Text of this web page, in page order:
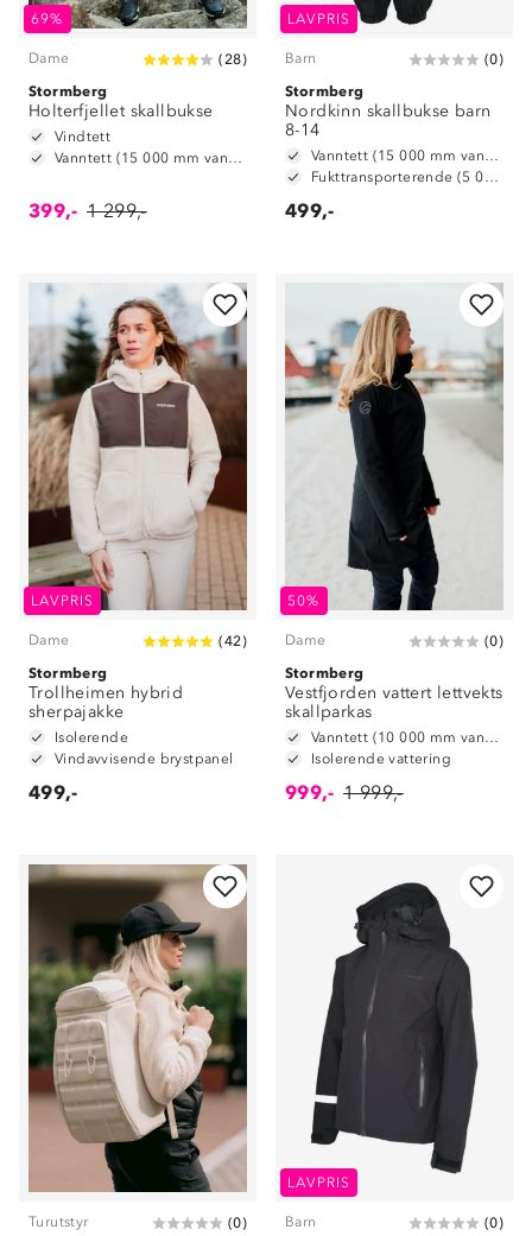
69%
Dame (28)
Stormberg
Holterfjellet skallbukse
Vindtett
Vanntett (15 000 mm vannsøyle)
399,- 1 299,-
LAVPRIS
Barn (0)
Stormberg
Nordkinn skallbukse barn
8-14
Vanntett (15 000 mm vannsøyle)
Fukttransporterende (5 000 g/m2/24t)
499,-
LAVPRIS
Dame (42)
Stormberg
Trollheimen hybrid
sherpajakke
Isolerende
Vindavvisende brystpanel
499,-
50%
Dame (0)
Stormberg
Vestfjorden vattert lettvekts
skallparkas
Vanntett (10 000 mm vannsøyle)
Isolerende vattering
999,- 1 999,-
Turutstyr (0)
LAVPRIS
Barn (0)